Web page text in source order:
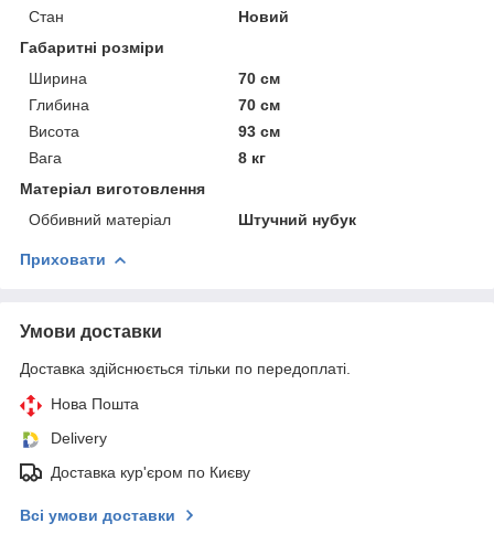
Стан
Новий
Габаритні розміри
Ширина
70 см
Глибина
70 см
Висота
93 см
Вага
8 кг
Матеріал виготовлення
Оббивний матеріал
Штучний нубук
Приховати
Умови доставки
Доставка здійснюється тільки по передоплаті.
Нова Пошта
Delivery
Доставка кур'єром по Києву
Всі умови доставки